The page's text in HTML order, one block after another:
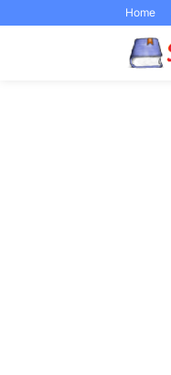
Home